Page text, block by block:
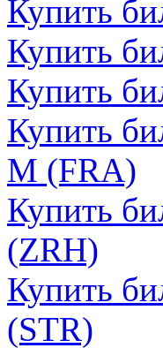
Купить
Купить
Купить
Купить
М (FRA)
Купить
(ZRH)
Купить
(STR)